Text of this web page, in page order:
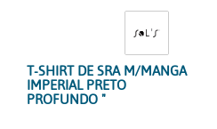
T-SHIRT DE SRA M/MANGA
IMPERIAL PRETO
PROFUNDO "